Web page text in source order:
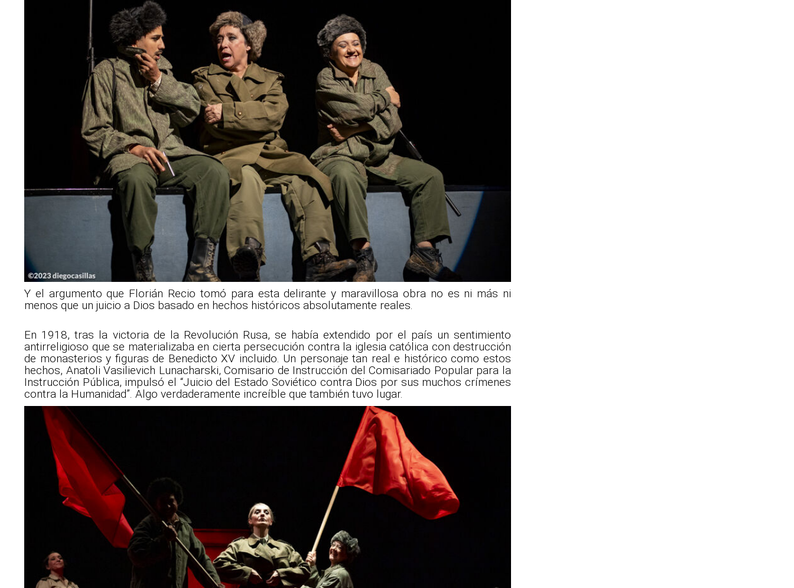
Y el argumento que Florián Recio tomó para esta delirante y maravillosa obra no es ni más ni
menos que un juicio a Dios basado en hechos históricos absolutamente reales.
En 1918, tras la victoria de la Revolución Rusa, se había extendido por el país un sentimiento
antirreligioso que se materializaba en cierta persecución contra la iglesia católica con destrucción
de monasterios y figuras de Benedicto XV incluido. Un personaje tan real e histórico como estos
hechos, Anatoli Vasilievich Lunacharski, Comisario de Instrucción del Comisariado Popular para la
Instrucción Pública, impulsó el “Juicio del Estado Soviético contra Dios por sus muchos crímenes
contra la Humanidad”. Algo verdaderamente increíble que también tuvo lugar.